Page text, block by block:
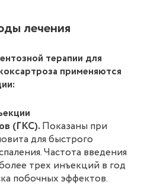
лечения
терапии для
применяются
(ГКС).Показаны при
для быстрого
Частота введения
трех инъекций в год
побочных эффектов.